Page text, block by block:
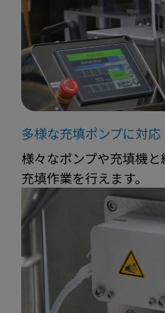
多様な充填ポンプに対応
様々なポンプや充填機と
充填作業を行えます。